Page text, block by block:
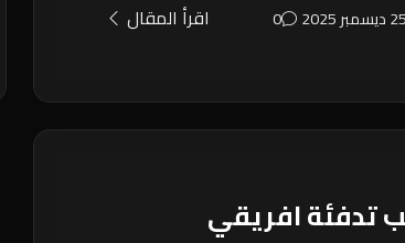
25 ديسمبر 2025 0 اقرأ المقال
تدفئة افريقي